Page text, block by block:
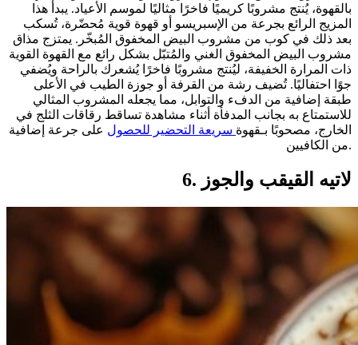
بالقهوة، يُنتج مشروبًا كريميًا فاخرًا مثاليًا لموسم الأعياد. يبدأ هذا
المزيج الرائع بجرعة من الإسبريسو أو قهوة قوية مُحضّرة، تُسكب
بعد ذلك في كوب من مشروب البيض المخفوق المُبخّر. يمتزج مذاق
مشروب البيض المخفوق الغني والمُتبّل بشكل رائع مع القهوة القوية
ذات المرارة الخفيفة، ليُنتج مشروبًا فاخرًا يُشعرك بالراحة ويُضفي
جوًا احتفاليًا. تُضيف رشة من القرفة أو جوزة الطيب في الأعلى
طبقة إضافية من الدفء والتوابل، مما يجعله المشروب المثالي
للاستمتاع به بجانب المدفأة أثناء مشاهدة تساقط رقاقات الثلج في
الخارج، مصحوبًا بـقهوة سريعة التحضير للحصول على جرعة إضافية
من الكافيين.
6. لاتيه القيقب والجوز